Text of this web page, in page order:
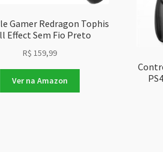
Gamer Redragon Tophis
Effect Sem Fio Preto
R$ 159,99
Ver na Amazon